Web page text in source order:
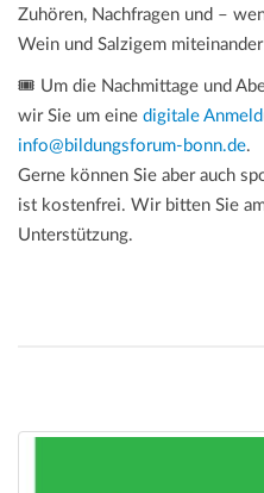
Zuhören, Nachfragen und –
Wein und Salzigem
🎟️ Um die Nachmittage und
wir Sie um eine digitale
info@bildungsforum-bonn.de.
Gerne können Sie aber auch
ist kostenfrei. Wir bitten Sie
Unterstützung.